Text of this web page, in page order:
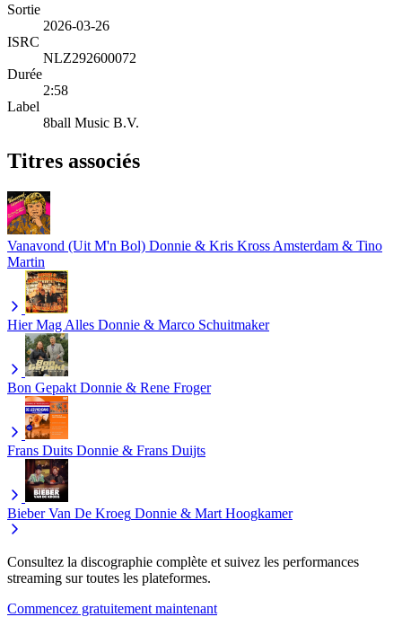
Sortie
2026-03-26
ISRC
NLZ292600072
Durée
2:58
Label
8ball Music B.V.
Titres associés
Vanavond (Uit M'n Bol) Donnie & Kris Kross Amsterdam & Tino
Martin
Hier Mag Alles Donnie & Marco Schuitmaker
Bon Gepakt Donnie & Rene Froger
Frans Duits Donnie & Frans Duijts
Bieber Van De Kroeg Donnie & Mart Hoogkamer
Consultez la discographie complète et suivez les performances
streaming sur toutes les plateformes.
Commencez gratuitement maintenant